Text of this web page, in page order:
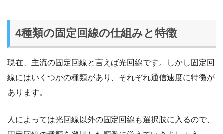
4種類の固定回線の仕組みと特徴
現在、主流の固定回線と言えば光回線です。しかし固定回
線にはいくつかの種類があり、それぞれ通信速度に特徴が
あります。
人によっては光回線以外の固定回線も選択肢に入るので、